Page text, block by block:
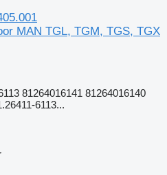
MAN TGL, TGM, TGS, TGX
81264016141 81264016140
6113...